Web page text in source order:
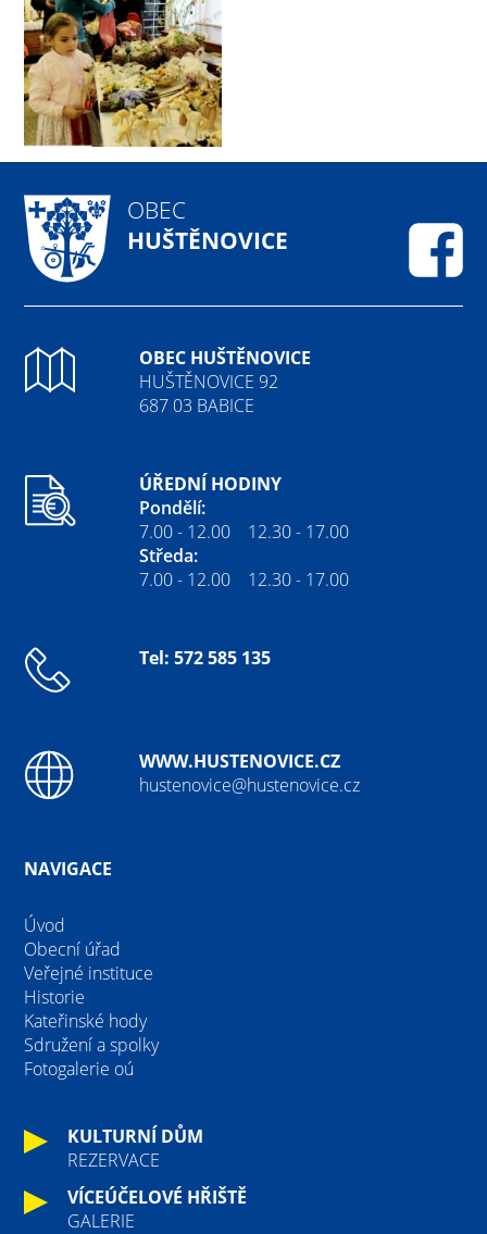
OBEC
HUŠTĚNOVICE
OBEC HUŠTĚNOVICE
HUŠTĚNOVICE 92
687 03 BABICE
ÚŘEDNÍ HODINY
Pondělí:
7.00 - 12.00 12.30 - 17.00
Středa:
7.00 - 12.00 12.30 - 17.00
Tel: 572 585 135
WWW.HUSTENOVICE.CZ
hustenovice@hustenovice.cz
NAVIGACE
Úvod
Obecní úřad
Veřejné instituce
Historie
Kateřinské hody
Sdružení a spolky
Fotogalerie oú
KULTURNÍ DŮM
REZERVACE
VÍCEÚČELOVÉ HŘIŠTĚ
GALERIE